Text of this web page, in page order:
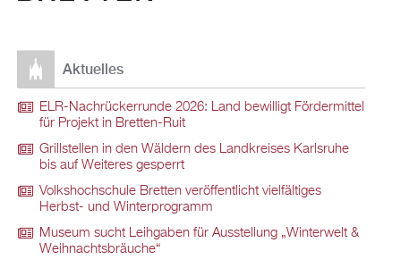
Aktuelles
ELR-Nachrückerrunde 2026: Land bewilligt Fördermittel
für Projekt in Bretten-Ruit
Grillstellen in den Wäldern des Landkreises Karlsruhe
bis auf Weiteres gesperrt
Volkshochschule Bretten veröffentlicht vielfältiges
Herbst- und Winterprogramm
Museum sucht Leihgaben für Ausstellung „Winterwelt &
Weihnachtsbräuche“